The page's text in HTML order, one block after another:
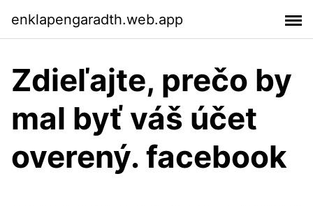
enklapengaradth.web.app
Zdieľajte, prečo by
mal byť váš účet
overený. facebook